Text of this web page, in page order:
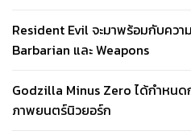
Resident Evil จะมาพร้อมกับควา
Barbarian และ Weapons
Godzilla Minus Zero ได้กำหน
ภาพยนตร์นิวยอร์ก